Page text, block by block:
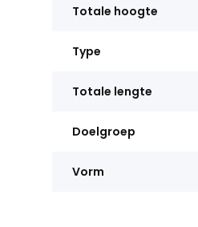
Totale hoogte
Type
Totale lengte
Doelgroep
Vorm